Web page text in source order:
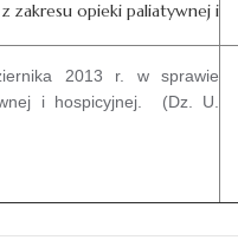
zakresu opieki paliatywnej i
2013 r. w sprawie
i hospicyjnej.
(Dz. U.